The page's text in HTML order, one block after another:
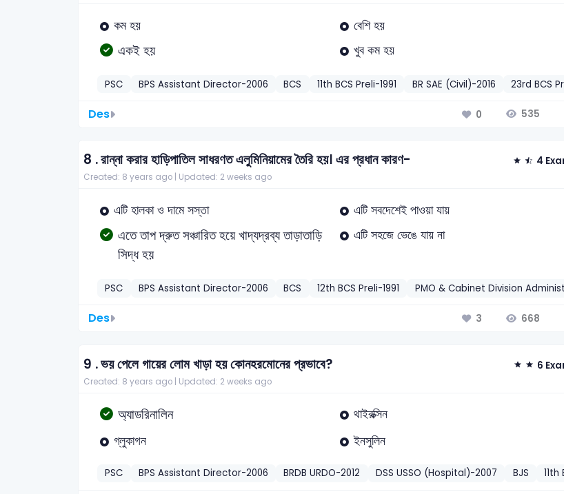
কম হয় বেশি হয়
একই হয় খুব কম হয়
PSC BPS Assistant Director-2006 BCS 11th BCS Preli-1991 BR SAE (Civil)-2016 23rd BCS
Des 0 535
8 .রান্না করার হাড়িপাতিল সাধরণত এলুমিনিয়ামের তৈরি হয়। এর প্রধান কারণ- 4
Created: 8 years ago | Updated: 2 weeks ago
এটি হালকা ও দামে সস্তা এটি সবদেশেই পাওয়া যায়
এতে তাপ দ্রুত সঞ্চারিত হয়ে খাদ্যদ্রব্য তাড়াতাড়ি
সিদ্ধ হয়
এটি সহজে ভেঙে যায় না
PSC BPS Assistant Director-2006 BCS 12th BCS Preli-1991 PMO & Cabinet Division
Des 3 668
9 .ভয় পেলে গায়ের লোম খাড়া হয় কোনহরমোনের প্রভাবে? 6
Created: 8 years ago | Updated: 2 weeks ago
অ্যাডরিনালিন
থাইরক্সিন
গ্লুকাগন
ইনসুলিন
PSC BPS Assistant Director-2006 BRDB URDO-2012 DSS USSO (Hospital)-2007 BJS 11th